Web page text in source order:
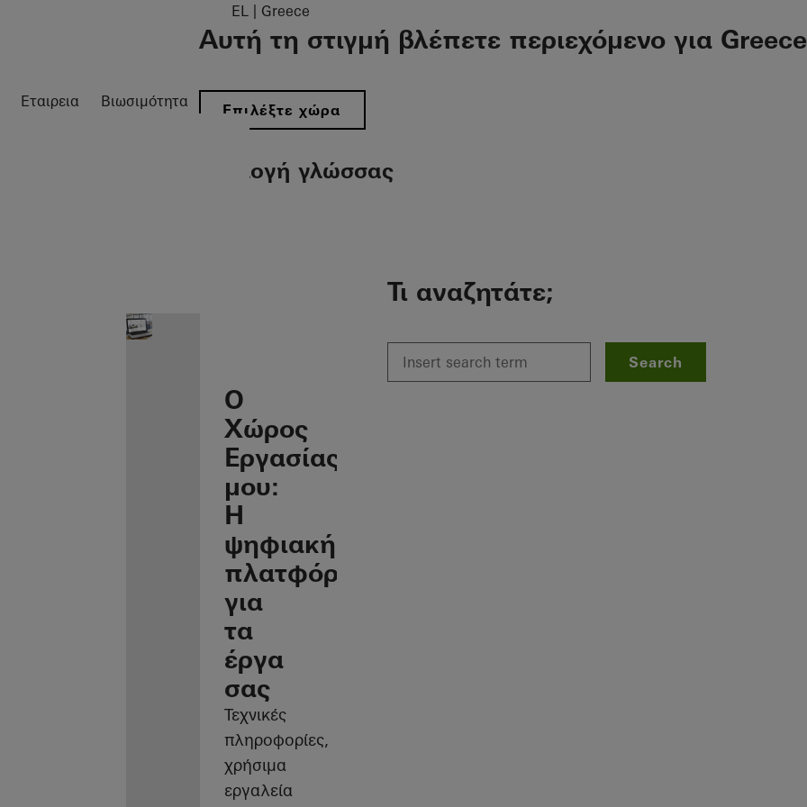
Εταιρεια Βιωσιμότητα
EL | Greece
Αυτή τη στιγμή βλέπετε περιεχόμενο για Greece
Επιλέξτε χώρα
Επιλογή γλώσσας
öffnen
Ο
Χώρος
Εργασίας
μου:
Η
ψηφιακή
πλατφόρμα
για
τα
έργα
σας
Τεχνικές
πληροφορίες,
χρήσιμα
εργαλεία
Τι αναζητάτε;
Search